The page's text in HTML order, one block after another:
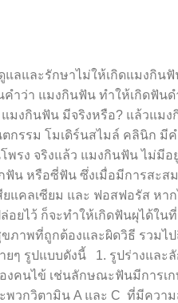
และรักษาไม่ให้เกิดแมงกิน
ว่า แมงกินฟัน ทำให้เกิดฟันด
งกินฟัน มีจริงหรือ? แล้วแมง
กรรม โมเดิร์นสไมล์ คลินิก
รง จริงแล้ว แมงกินฟัน ไม่มีอ
น หรือซี่ฟัน ซึ่งเมื่อมีการสะสม
แคลเซียม และ ฟอสฟอรัส ห
ยไว้ ก็จะทำให้เกิดฟันผุได้ใน
าพที่ถูกต้องและผิดวิธี รวมไ
ๆ รูปแบบดังนี้ 1. รูปร่างและ
นของคนไข้ เช่นลักษณะฟั
วกวิตามิน A และ C ที่มีควา